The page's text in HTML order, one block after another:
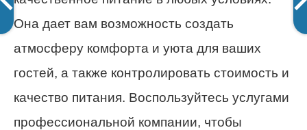
Она дает вам возможность создать
атмосферу комфорта и уюта для ваших
гостей, а также контролировать стоимость и
качество питания. Воспользуйтесь услугами
профессиональной компании, чтобы